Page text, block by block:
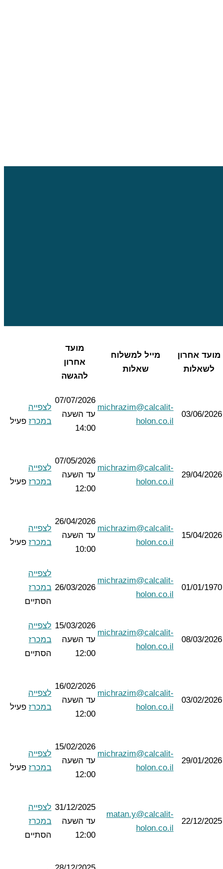
מועד אחרון
לשאלות
מייל למשלוח
שאלות
מועד
אחרון
להגשה
03/06/2026
michrazim@calcalit-
holon.co.il
07/07/2026
עד השעה
14:00
לצפייה
במכרז פעיל
29/04/2026
michrazim@calcalit-
holon.co.il
07/05/2026
עד השעה
12:00
לצפייה
במכרז פעיל
15/04/2026
michrazim@calcalit-
holon.co.il
26/04/2026
עד השעה
10:00
לצפייה
במכרז פעיל
01/01/1970
michrazim@calcalit-
holon.co.il
26/03/2026
לצפייה
במכרז
הסתיים
08/03/2026
michrazim@calcalit-
holon.co.il
15/03/2026
עד השעה
12:00
לצפייה
במכרז
הסתיים
03/02/2026
michrazim@calcalit-
holon.co.il
16/02/2026
עד השעה
12:00
לצפייה
במכרז פעיל
29/01/2026
michrazim@calcalit-
holon.co.il
15/02/2026
עד השעה
12:00
לצפייה
במכרז פעיל
22/12/2025
matan.y@calcalit-
holon.co.il
31/12/2025
עד השעה
12:00
לצפייה
במכרז
הסתיים